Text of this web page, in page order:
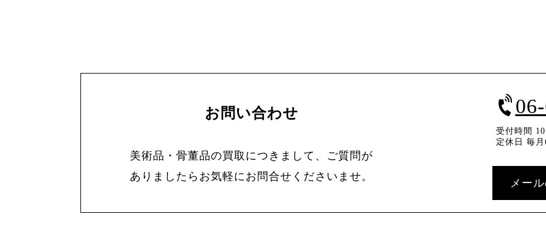
お問い合わせ
美術品・骨董品の買取につきまして、ご質問が
ありましたらお気軽にお問合せくださいませ。
受付時間
定休日 毎月
メー